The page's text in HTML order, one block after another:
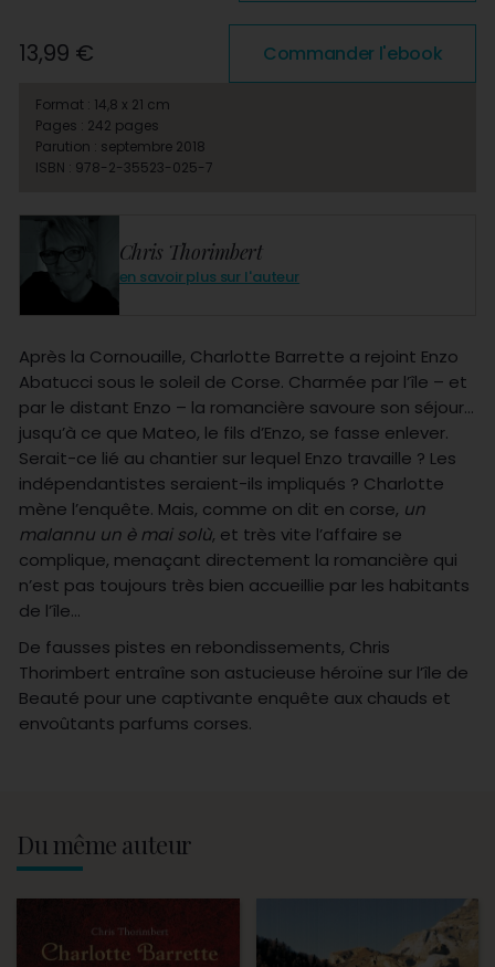
Chris Thorimbert
en savoir plus sur l'auteur
Après la Cornouaille, Charlotte Barrette a rejoint Enzo
Abatucci sous le soleil de Corse. Charmée par l’île – et
par le distant Enzo – la romancière savoure son séjour…
jusqu’à ce que Mateo, le fils d’Enzo, se fasse enlever.
Serait-ce lié au chantier sur lequel Enzo travaille ? Les
indépendantistes seraient-ils impliqués ? Charlotte
mène l’enquête. Mais, comme on dit en corse, un
malannu un è mai solù, et très vite l’affaire se
complique, menaçant directement la romancière qui
n’est pas toujours très bien accueillie par les habitants
de l’île…
De fausses pistes en rebondissements, Chris
Thorimbert entraîne son astucieuse héroïne sur l’île de
Beauté pour une captivante enquête aux chauds et
envoûtants parfums corses.
13,99 € Commander l'ebook
Format : 14,8 x 21 cm
Pages : 242 pages
Parution : septembre 2018
ISBN : 978-2-35523-025-7
Du même auteur